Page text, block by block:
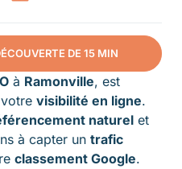
DE 15 MIN
à Ramonville, est
visibilité en ligne.
naturel et
à capter un trafic
classement Google.